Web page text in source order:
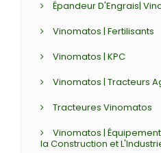
Épandeur D'Engrais|
Vinomatos | Fertilisants
Vinomatos | KPC
Vinomatos | Tracteurs
Tracteures Vinomatos
Vinomatos |
la Construction et